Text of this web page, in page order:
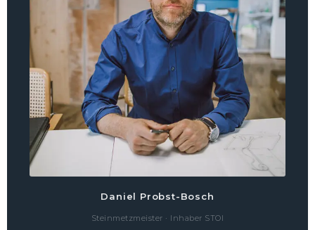
Daniel Probst-Bosch
Steinmetzmeister · Inhaber STOI